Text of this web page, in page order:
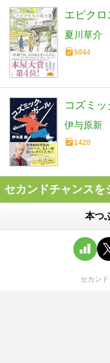
エピクロ
夏川草介
5044
コズミ
伊与原新
1420
セカンドチャンスを
本つ
セカン